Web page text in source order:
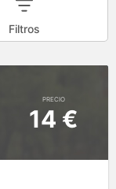
Filtros
PRECIO
14 €